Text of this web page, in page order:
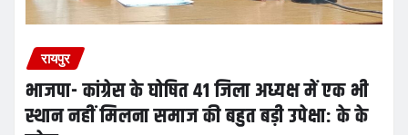
रायपुर
भाजपा- कांग्रेस के घोषित 41 जिला अध्यक्ष में एक भी
स्थान नहीं मिलना समाज की बहुत बड़ी उपेक्षा: के के